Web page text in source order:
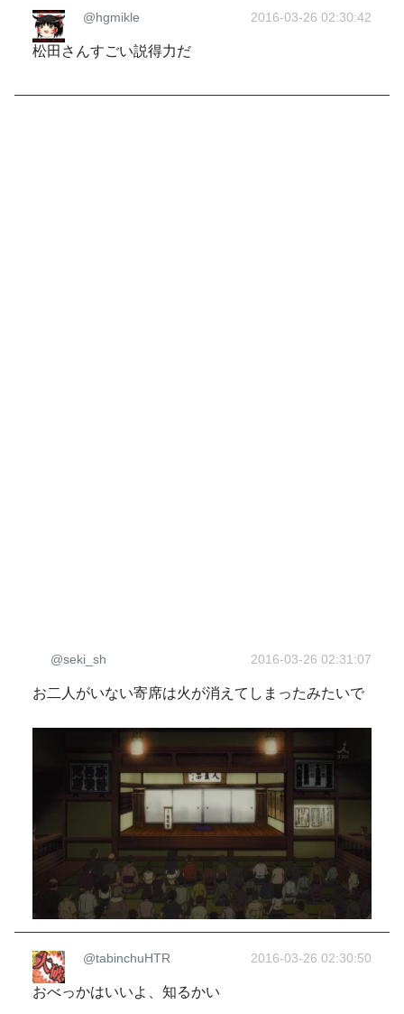
@hgmikle 2016-03-26 02:30:42
松田さんすごい説得力だ
@seki_sh 2016-03-26 02:31:07
お二人がいない寄席は火が消えてしまったみたいで
@tabinchuHTR 2016-03-26 02:30:50
おべっかはいいよ、知るかい